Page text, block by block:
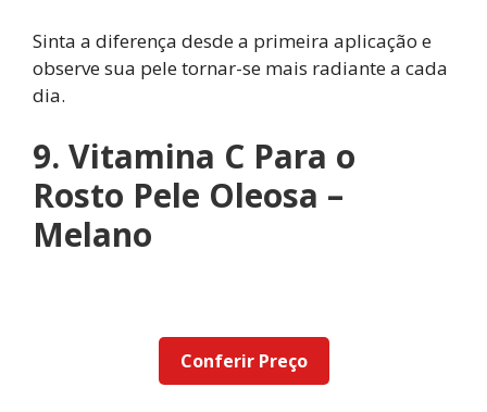
Sinta a diferença desde a primeira aplicação e
observe sua pele tornar-se mais radiante a cada
dia.
9. Vitamina C Para o
Rosto Pele Oleosa –
Melano
Conferir Preço